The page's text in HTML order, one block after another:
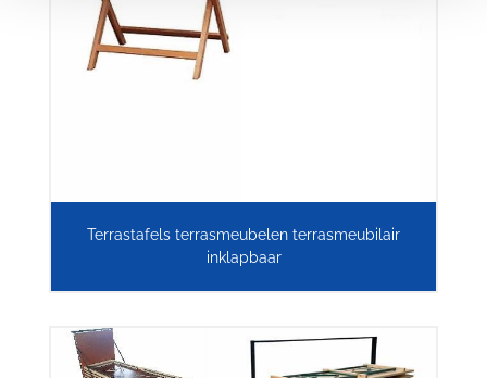
Terrastafels terrasmeubelen terrasmeubilair
inklapbaar